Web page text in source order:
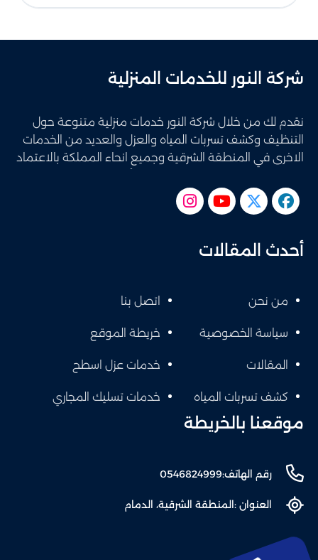
شركة النور للخدمات المنزلية
نقدم لك من خلال شركة النور خدمات منزلية متنوعة حول
التنظيف وكشف تسربات المياه والعزل والعديد من الخدمات
الاخرى في المنطقة الشرقية وجميع انحاء المملكة بالاعتماد
المتطورة ونضمن لك تحقيق افضل النتائج وحصولك على
أعلى مستويات الجودة والدقة
أحدث المقالات
من نحن اتصل بنا
سياسة الخصوصية خريطة الموقع
المقالات خدمات عزل اسطح
كشف تسربات المياه خدمات تسليك المجاري
موقعنا بالخريطة
رقم الهاتف:0546824999
العنوان :المنطقة الشرقية، الدمام